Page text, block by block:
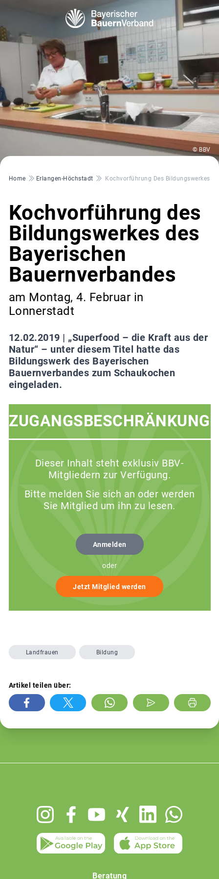
© BBV
Pfadnavigation
Home Erlangen-Höchstadt Kochvorführung Des Bildungswerkes
Kochvorführung des
Bildungswerkes des
Bayerischen
Bauernverbandes
am Montag, 4. Februar in
Lonnerstadt
12.02.2019 | „Superfood – die Kraft aus der
Natur“ – unter diesem Titel hatte das
Bildungswerk des Bayerischen
Bauernverbandes zum Schaukochen
eingeladen.
ZUGANGSBESCHRÄNKUNG
Dieser Inhalt steht exklusiv BBV-
Mitgliedern zur Verfügung.
Bitte melden Sie sich an oder werden
Sie Mitglied um ihn zu lesen.
Anmelden
oder
Jetzt Mitglied werden
Landfrauen Bildung
Artikel teilen über:
Beratung